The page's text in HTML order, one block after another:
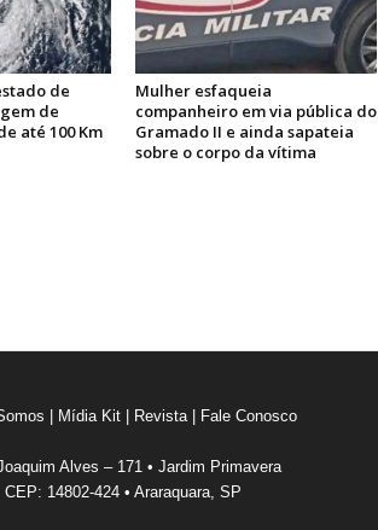
de
de
até 100 Km
Mulher esfaqueia
companheiro em via pública do
Gramado II e ainda sapateia
sobre o corpo da vítima
| Mídia Kit | Revista | Fale Conosco
Alves – 171 • Jardim Primavera
CEP: 14802-424 • Araraquara, SP